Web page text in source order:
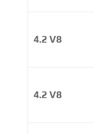
4.2 V8
4.2 V8